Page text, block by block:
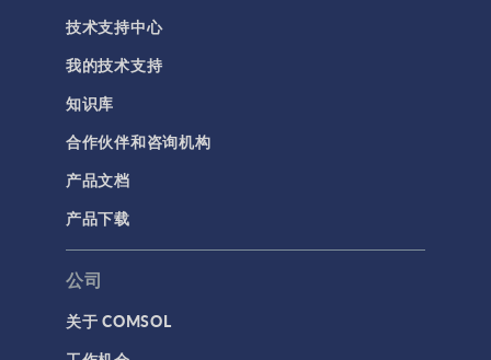
技术支持中心
我的技术支持
知识库
合作伙伴和咨询机构
产品文档
产品下载
公司
关于 COMSOL